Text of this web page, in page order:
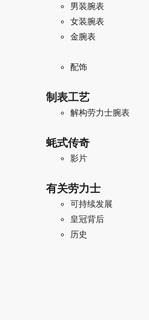
男装腕表
女装腕表
金腕表
配饰
制表工艺
解构劳力士腕表
蚝式传奇
影片
有关劳力士
可持续发展
皇冠背后
历史